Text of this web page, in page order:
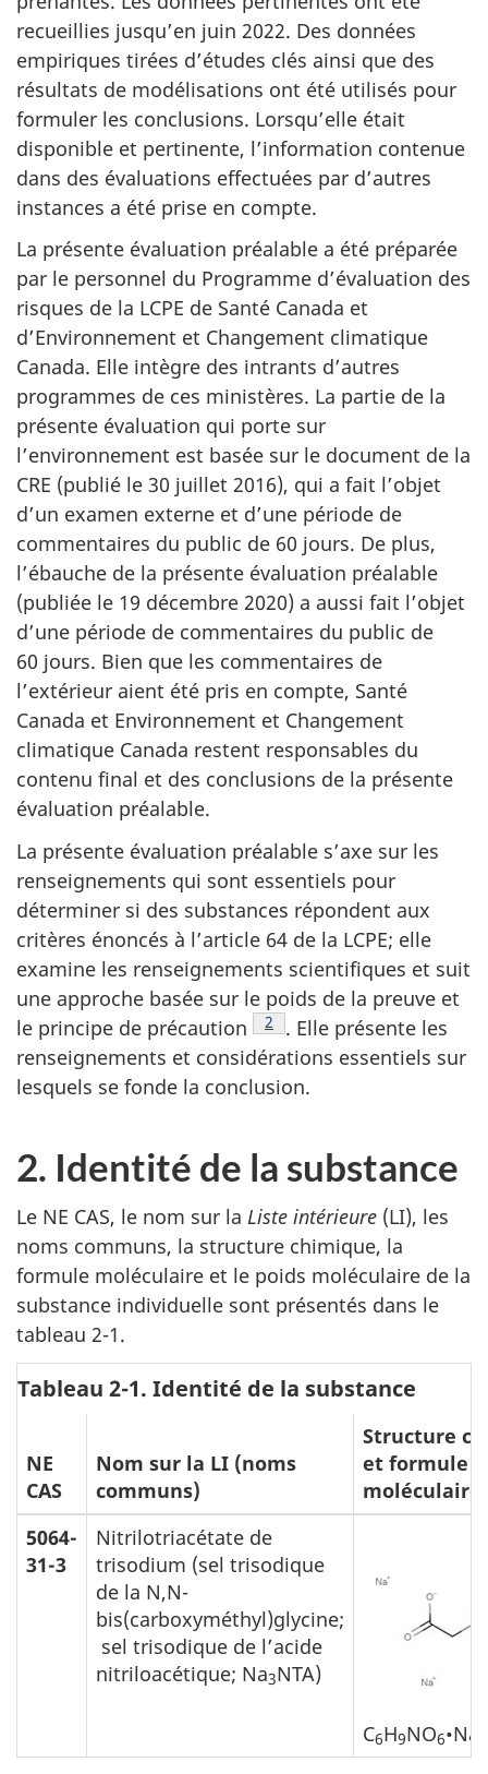
recueillies jusqu’en juin 2022. Des données
empiriques tirées d’études clés ainsi que des
résultats de modélisations ont été utilisés pour
formuler les conclusions. Lorsqu’elle était
disponible et pertinente, l’information contenue
dans des évaluations effectuées par d’autres
instances a été prise en compte.
La présente évaluation préalable a été préparée
par le personnel du Programme d’évaluation des
risques de la LCPE de Santé Canada et
d’Environnement et Changement climatique
Canada. Elle intègre des intrants d’autres
programmes de ces ministères. La partie de la
présente évaluation qui porte sur
l’environnement est basée sur le document de la
CRE (publié le 30 juillet 2016), qui a fait l’objet
d’un examen externe et d’une période de
commentaires du public de 60 jours. De plus,
l’ébauche de la présente évaluation préalable
(publiée le 19 décembre 2020) a aussi fait l’objet
d’une période de commentaires du public de
60 jours. Bien que les commentaires de
l’extérieur aient été pris en compte, Santé
Canada et Environnement et Changement
climatique Canada restent responsables du
contenu final et des conclusions de la présente
évaluation préalable.
La présente évaluation préalable s’axe sur les
renseignements qui sont essentiels pour
déterminer si des substances répondent aux
critères énoncés à l’article 64 de la LCPE; elle
examine les renseignements scientifiques et suit
une approche basée sur le poids de la preuve et
le principe de précaution
Note de bas de page
2
. Elle présente les
renseignements et considérations essentiels sur
lesquels se fonde la conclusion.
2. Identité de la substance
Le NE CAS, le nom sur la Liste intérieure (LI), les
noms communs, la structure chimique, la
formule moléculaire et le poids moléculaire de la
substance individuelle sont présentés dans le
tableau 2-1.
Tableau 2-1. Identité de la substance
NE
CAS
Nom sur la LI (noms
communs)
Structure
et formule
moléculaire
5064-
31-3
Nitrilotriacétate de
trisodium (sel trisodique
de la N,N-
bis(carboxyméthyl)glycine;
sel trisodique de l’acide
nitriloacétique; Na3NTA)
C6H9NO6•Na